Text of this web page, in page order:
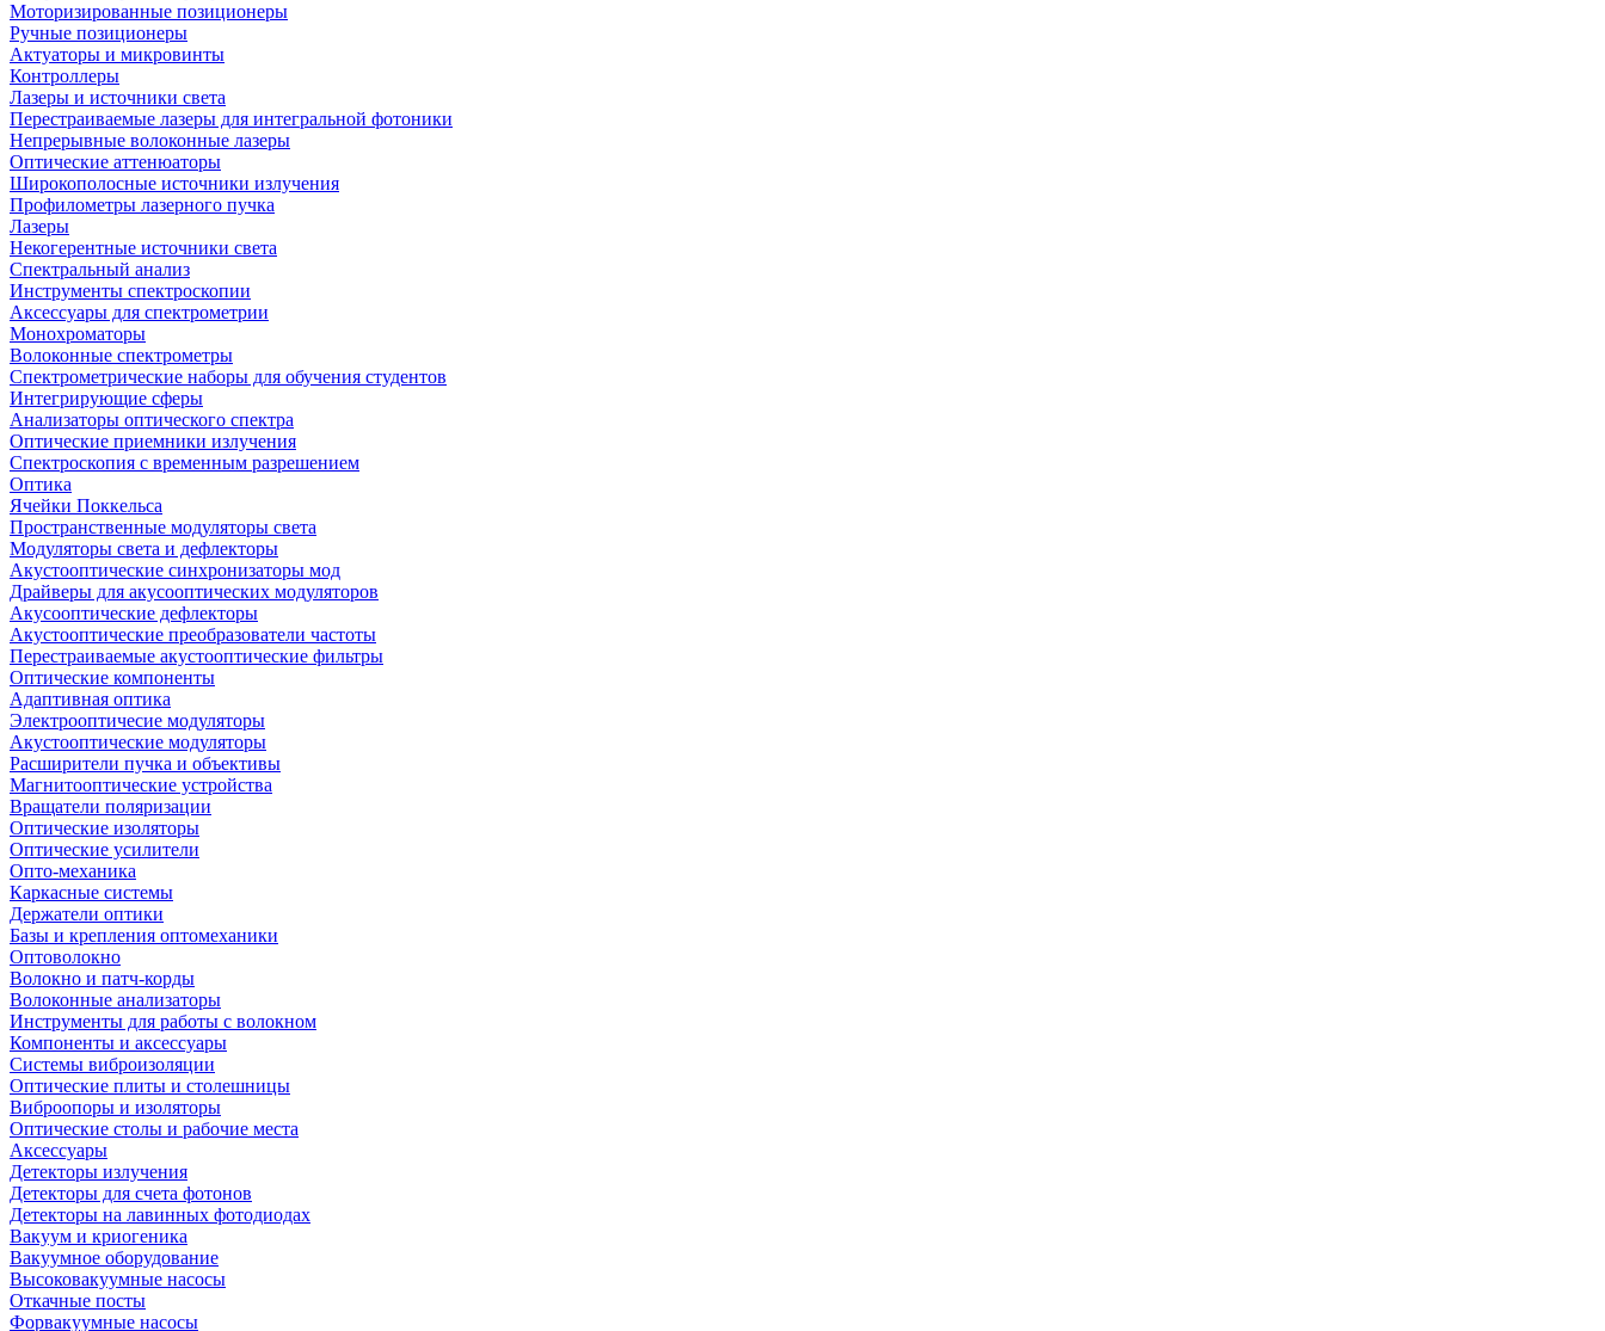
Моторизированные позиционеры
Ручные позиционеры
Актуаторы и микровинты
Контроллеры
Лазеры и источники света
Перестраиваемые лазеры для интегральной фотоники
Непрерывные волоконные лазеры
Оптические аттенюаторы
Широкополосные источники излучения
Профилометры лазерного пучка
Лазеры
Некогерентные источники света
Спектральный анализ
Инструменты спектроскопии
Аксессуары для спектрометрии
Монохроматоры
Волоконные спектрометры
Спектрометрические наборы для обучения студентов
Интегрирующие сферы
Анализаторы оптического спектра
Оптические приемники излучения
Спектроскопия с временным разрешением
Оптика
Ячейки Поккельса
Пространственные модуляторы света
Модуляторы света и дефлекторы
Акустооптические синхронизаторы мод
Драйверы для акусооптических модуляторов
Акусооптические дефлекторы
Акустооптические преобразователи частоты
Перестраиваемые акустооптические фильтры
Оптические компоненты
Адаптивная оптика
Электрооптичесие модуляторы
Акустооптические модуляторы
Расширители пучка и объективы
Магнитооптические устройства
Вращатели поляризации
Оптические изоляторы
Оптические усилители
Опто-механика
Каркасные системы
Держатели оптики
Базы и крепления оптомеханики
Оптоволокно
Волокно и патч-корды
Волоконные анализаторы
Инструменты для работы с волокном
Компоненты и аксессуары
Системы виброизоляции
Оптические плиты и столешницы
Виброопоры и изоляторы
Оптические столы и рабочие места
Аксессуары
Детекторы излучения
Детекторы для счета фотонов
Детекторы на лавинных фотодиодах
Вакуум и криогеника
Вакуумное оборудование
Высоковакуумные насосы
Откачные посты
Форвакуумные насосы